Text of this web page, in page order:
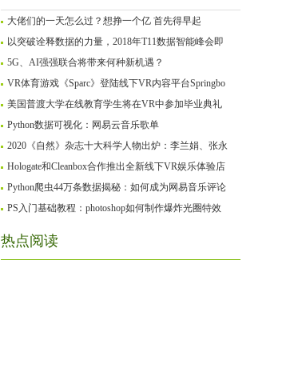
大佬们的一天怎么过？想挣一个亿 首先得早起
以突破诠释数据的力量，2018年T11数据智能峰会即
5G、AI强强联合将带来何种新机遇？
VR体育游戏《Sparc》登陆线下VR内容平台Springbo
美国普渡大学在线教育学生将在VR中参加毕业典礼
Python数据可视化：网易云音乐歌单
2020《自然》杂志十大科学人物出炉：李兰娟、张永
Hologate和Cleanbox合作推出全新线下VR娱乐体验店
Python爬虫44万条数据揭秘：如何成为网易音乐评论
PS入门基础教程：photoshop如何制作爆炸光圈特效
热点阅读